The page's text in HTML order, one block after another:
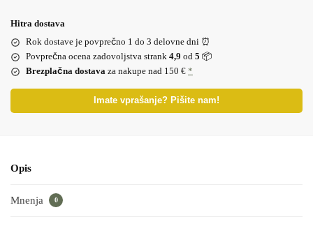
Hitra dostava
Rok dostave je povprečno 1 do 3 delovne dni ⏰
Povprečna ocena zadovoljstva strank 4,9 od 5 📦
Brezplačna dostava za nakupe nad 150 € *
Imate vprašanje? Pišite nam!
Opis
Mnenja 0